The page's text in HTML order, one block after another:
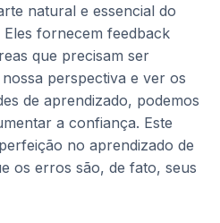
natural e essencial do
Eles fornecem feedback
que precisam ser
perspectiva e ver os
de aprendizado, podemos
a confiança. Este
no aprendizado de
os erros são, de fato, seus